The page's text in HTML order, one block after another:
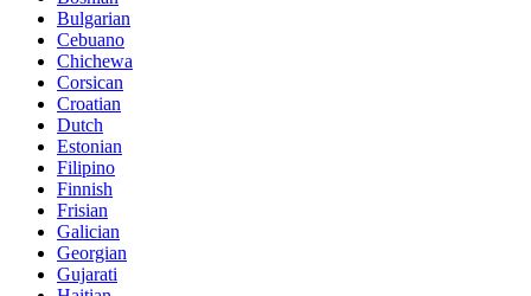
Bulgarian
Cebuano
Chichewa
Corsican
Croatian
Dutch
Estonian
Filipino
Finnish
Frisian
Galician
Georgian
Gujarati